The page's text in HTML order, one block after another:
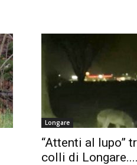
Longare
“Attenti al lupo”
colli di Longare....